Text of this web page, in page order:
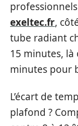
exeltec.fr,
tube radiant
15 minutes, là
minutes pour
L’écart de
plafond ?